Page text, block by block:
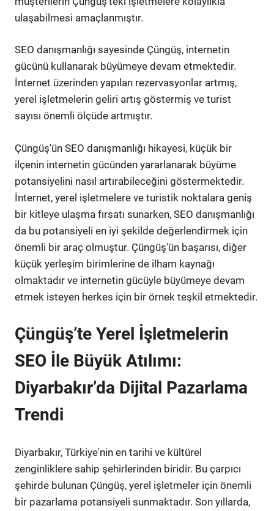
ulaşabilmesi amaçlanmıştır.
SEO danışmanlığı sayesinde Çüngüş, internetin
gücünü kullanarak büyümeye devam etmektedir.
İnternet üzerinden yapılan rezervasyonlar artmış,
yerel işletmelerin geliri artış göstermiş ve turist
sayısı önemli ölçüde artmıştır.
Çüngüş'ün SEO danışmanlığı hikayesi, küçük bir
ilçenin internetin gücünden yararlanarak büyüme
potansiyelini nasıl artırabileceğini göstermektedir.
İnternet, yerel işletmelere ve turistik noktalara geniş
bir kitleye ulaşma fırsatı sunarken, SEO danışmanlığı
da bu potansiyeli en iyi şekilde değerlendirmek için
önemli bir araç olmuştur. Çüngüş'ün başarısı, diğer
küçük yerleşim birimlerine de ilham kaynağı
olmaktadır ve internetin gücüyle büyümeye devam
etmek isteyen herkes için bir örnek teşkil etmektedir.
Çüngüş’te Yerel İşletmelerin
SEO İle Büyük Atılımı:
Diyarbakır’da Dijital Pazarlama
Trendi
Diyarbakır, Türkiye'nin en tarihi ve kültürel
zenginliklere sahip şehirlerinden biridir. Bu çarpıcı
şehirde bulunan Çüngüş, yerel işletmeler için önemli
bir pazarlama potansiyeli sunmaktadır. Son yıllarda,